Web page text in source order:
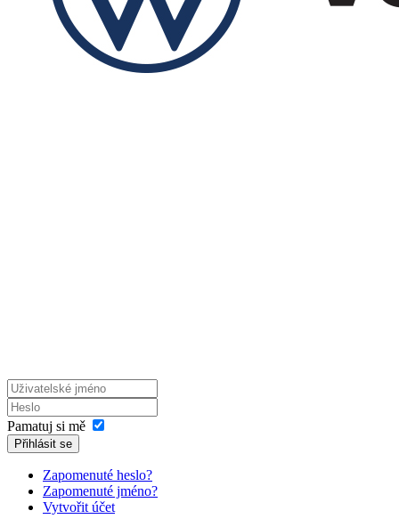
Pamatuj si mě
Přihlásit se
Zapomenuté heslo?
Zapomenuté jméno?
Vytvořit účet